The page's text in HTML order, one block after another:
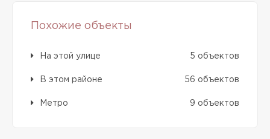
Похожие объекты
На этой улице 5 объектов
В этом районе 56 объектов
Метро 9 объектов